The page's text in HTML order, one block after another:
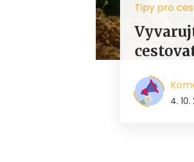
Tipy pro
4. 10.